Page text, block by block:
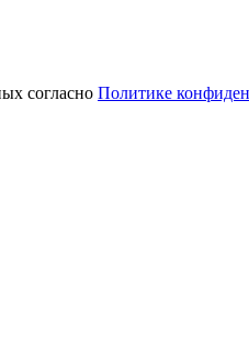
согласно Политике